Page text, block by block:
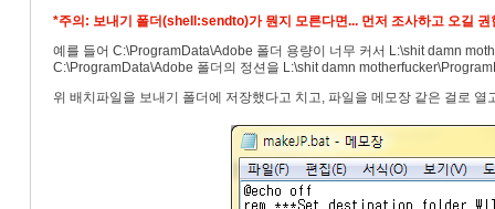
*주의: 보내기 폴더(shell:sendto)가 뭔지 모른다면... 먼저 조사하고 오길 권
예를 들어 C:\ProgramData\Adobe 폴더 용량이 너무 커서 L:\shit damn
C:\ProgramData\Adobe 폴더의 정션을 L:\shit damn
위 배치파일을 보내기 폴더에 저장했다고 치고, 파일을 메모장 같은 걸로 열
« »